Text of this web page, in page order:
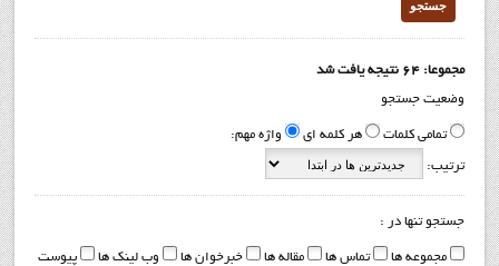
جستجو
مجموعا: 64 نتیجه یافت شد
وضعیت جستجو
تمامی کلمات هر کلمه ای واژه مهم:
ترتیب:
جستجو تنها در :
مجموعه ها تماس ها مقاله ها خبرخوان ها وب لینک ها
پیوست